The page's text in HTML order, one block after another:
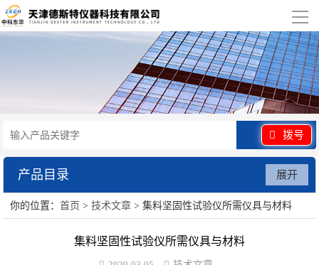
导
航
产品展示
行业应用
视频展示
拨号
产品目录
水泥砂浆类试验仪器
混凝土类检测设备
展开
你的位置：首页 >技术文章 > 集料坚固性试验仪所需仪具与材料
集料坚固性试验仪所需仪具与材料